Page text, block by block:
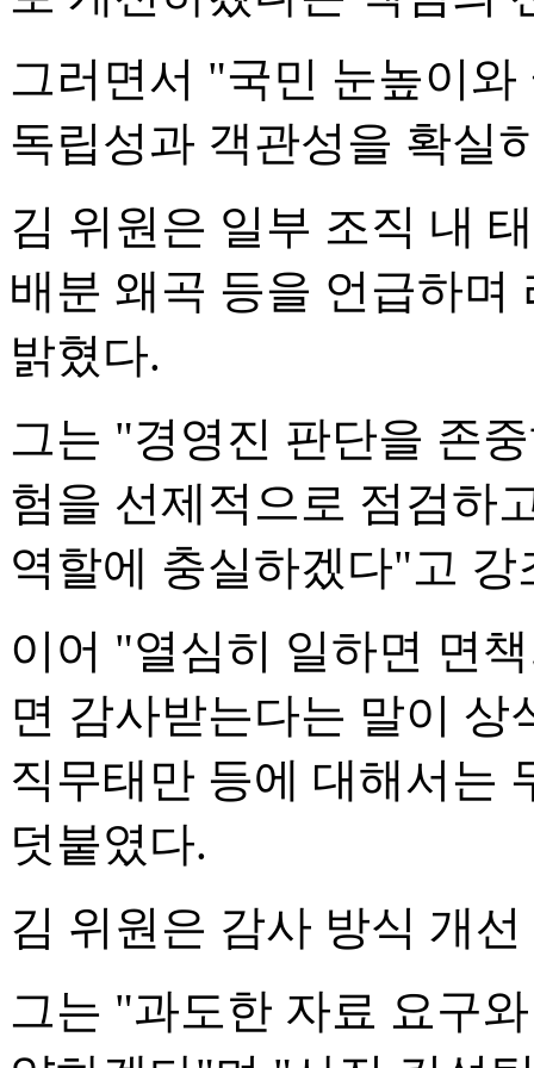
그러면서 "국민 눈높이
독립성과 객관성을 확실
김 위원은 일부 조직 내
배분 왜곡 등을 언급하며
밝혔다.
그는 "경영진 판단을 존
험을 선제적으로 점검하
역할에 충실하겠다"고 강
이어 "열심히 일하면 면
면 감사받는다는 말이
직무태만 등에 대해서는
덧붙였다.
김 위원은 감사 방식 개
그는 "과도한 자료 요구